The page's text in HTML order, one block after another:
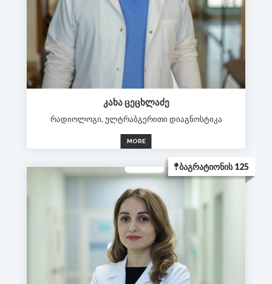
ᲙᲐᲮᲐ ᲪᲔᲪᲮᲚᲐᲫᲔ
რადიოლოგი, ულტრაბგერითი დიაგნოსტიკა
MORE
ᲑᲐᲒᲠᲐᲢᲘᲝᲜᲘᲡ 125